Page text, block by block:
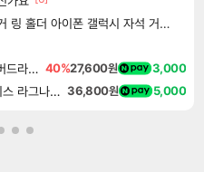
홀더 아이폰 갤럭시 자석 거치대
나 혼자만 레벨업 어라이즈 오버드라이브 Solo Leveling Arise 40%27,600원 3,000
그랑블루 판타지 리링크 엔드리스 라그나로크 업그레이드 킷 Granblue Fantasy Relink Endless Ragnarok Upgrade Kit DLC 36,800원 5,000